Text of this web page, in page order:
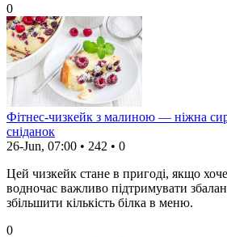
0
Фітнес-чизкейк з малиною — ніжна
сніданок
26-Jun, 07:00 • 242 • 0
Цей чизкейк стане в пригоді, якщо
водночас важливо підтримувати
збільшити кількість білка в меню.
0